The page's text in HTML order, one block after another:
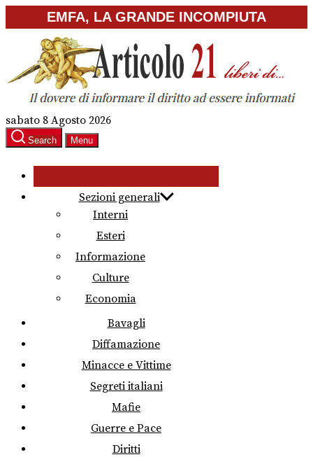
to
content
EMFA, LA GRANDE INCOMPIUTA
sabato 8 Agosto 2026
Search Menu
Sezioni generali
Interni
Esteri
Informazione
Culture
Economia
Bavagli
Diffamazione
Minacce e Vittime
Segreti italiani
Mafie
Guerre e Pace
Diritti